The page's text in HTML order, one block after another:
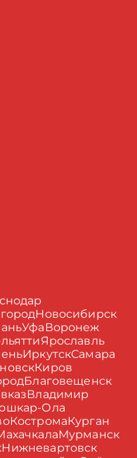
Новосибирск
Уфа Воронеж
Ярославль
ИркутскСамара
Киров
Благовещенск
Владимир
Ола
КостромаКурган
Мурманск
Нижневартовск